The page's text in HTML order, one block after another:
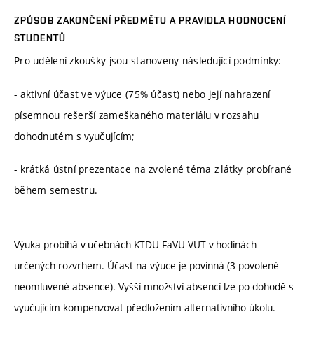
ZPŮSOB ZAKONČENÍ PŘEDMĚTU A PRAVIDLA HODNOCENÍ
STUDENTŮ
Pro udělení zkoušky jsou stanoveny následující podmínky:
- aktivní účast ve výuce (75% účast) nebo její nahrazení
písemnou rešerší zameškaného materiálu v rozsahu
dohodnutém s vyučujícím;
- krátká ústní prezentace na zvolené téma z látky probírané
během semestru.
Výuka probíhá v učebnách KTDU FaVU VUT v hodinách
určených rozvrhem. Účast na výuce je povinná (3 povolené
neomluvené absence). Vyšší množství absencí lze po dohodě s
vyučujícím kompenzovat předložením alternativního úkolu.